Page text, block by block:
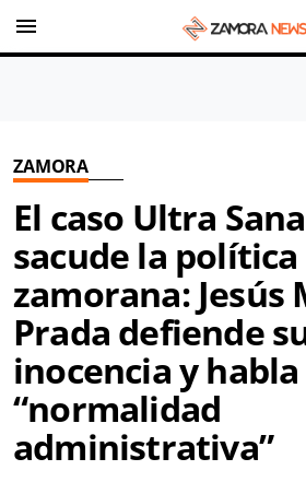
menu
ZAMORA
El caso Ultra
sacude la política
zamorana: Jesús
Prada defiende
inocencia y
“normalidad
administrativa”